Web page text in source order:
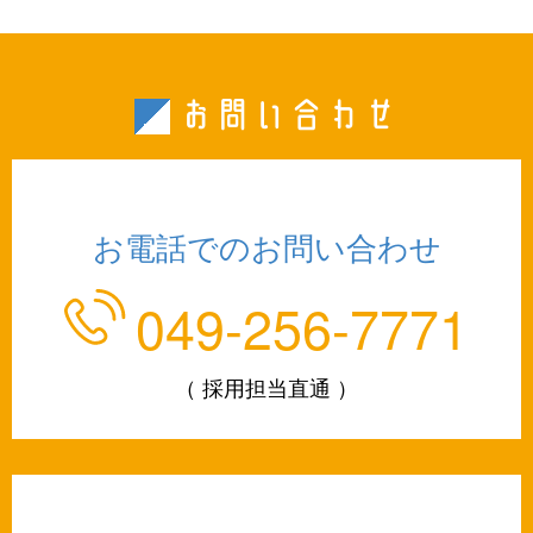
お問い合わせ
お電話でのお問い合わせ
049-256-7771
（ 採用担当直通 ）